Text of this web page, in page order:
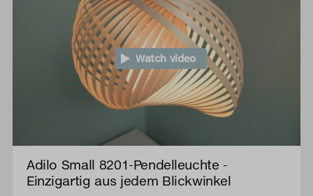
Watch video
Adilo Small 8201-Pendelleuchte -
Einzigartig aus jedem Blickwinkel